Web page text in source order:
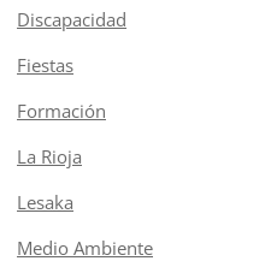
Discapacidad
Fiestas
Formación
La Rioja
Lesaka
Medio Ambiente